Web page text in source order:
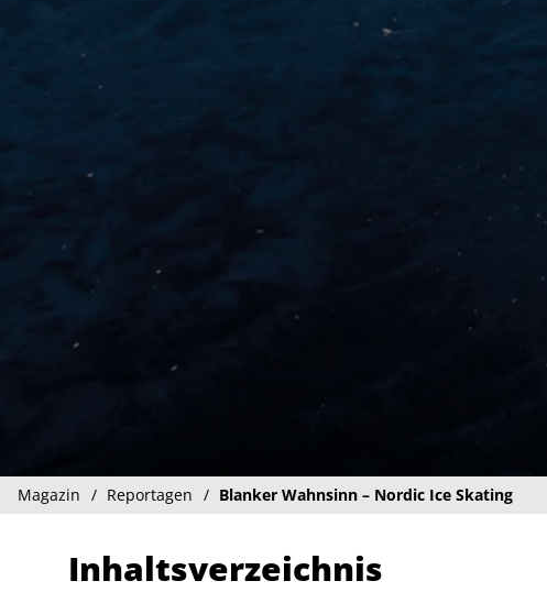
Magazin Reportagen Blanker Wahnsinn – Nordic Ice Skating
Inhaltsverzeichnis